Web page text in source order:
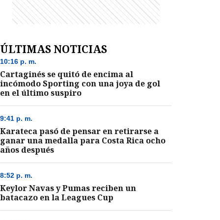
ÚLTIMAS NOTICIAS
10:16 p. m.
Cartaginés se quitó de encima al
incómodo Sporting con una joya de gol
en el último suspiro
9:41 p. m.
Karateca pasó de pensar en retirarse a
ganar una medalla para Costa Rica ocho
años después
8:52 p. m.
Keylor Navas y Pumas reciben un
batacazo en la Leagues Cup